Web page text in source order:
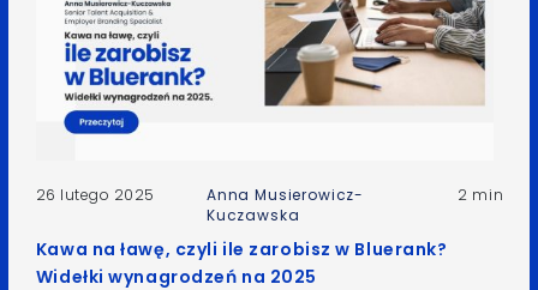
26 lutego 2025
Anna Musierowicz-
Kuczawska
2 min
Kawa na ławę, czyli ile zarobisz w Bluerank?
Widełki wynagrodzeń na 2025